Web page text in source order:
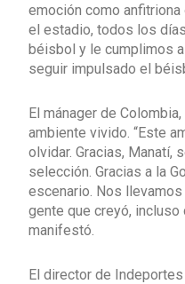
emoción como anfitriona
el estadio, todos los
béisbol y le cumplimos
seguir impulsado el
El mánager de
ambiente vivido. “Este
olvidar. Gracias, Manatí,
selección. Gracias a la
escenario. Nos
gente que creyó, incluso
manifestó.
El director de